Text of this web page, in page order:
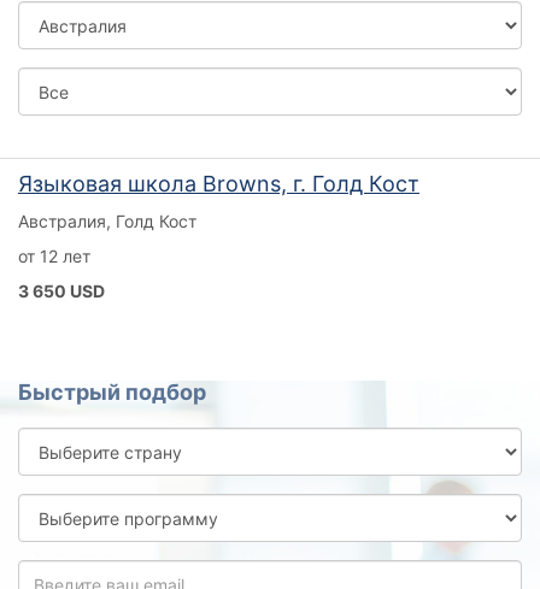
Страна
Город
Языковая школа Browns, г. Голд Кост
Австралия, Голд Кост
от 12 лет
3 650 USD
Быстрый подбор
Выберите
страну
Выберите
программу
Введите